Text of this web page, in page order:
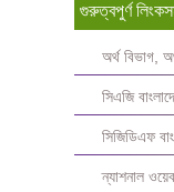
গুরুত্বপুর্ণ
অর্থ বিভাগ,
সিএজি
সিজিডিএফ
ন্যাশনাল